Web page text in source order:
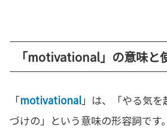
「motivational」の意味と
「motivational」は、「やる気
づけの」という意味の形容詞です